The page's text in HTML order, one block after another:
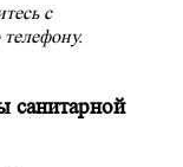
с
санитарной